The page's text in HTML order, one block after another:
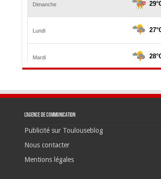
L’agence de communication
Publicité sur Toulouseblog
Nous contacter
Mentions légales